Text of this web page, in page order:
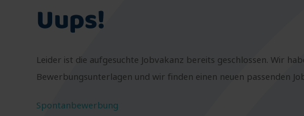
Uups!
Leider ist die aufgesuchte Jobvakanz bereits geschlossen. Wir
Bewerbungsunterlagen und wir finden einen neuen passenden
Spontanbewerbung